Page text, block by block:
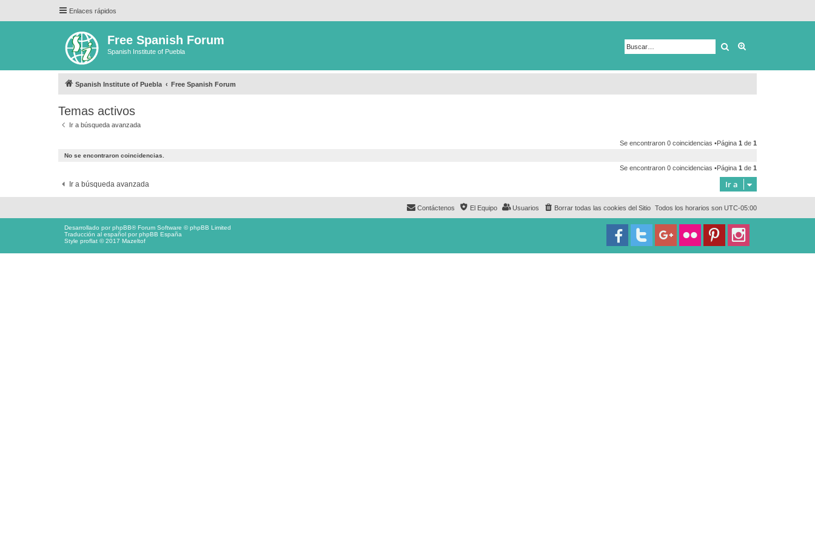
Enlaces rápidos
Free Spanish Forum
Spanish Institute of Puebla Buscar
Spanish Institute of Puebla Free Spanish Forum
Temas activos
Ir a búsqueda avanzada
Se encontraron 0 coincidencias •Página 1 de 1
No se encontraron coincidencias.
Se encontraron 0 coincidencias •Página 1 de 1
Ir a búsqueda avanzada Ir a
Todos los horarios son UTC-05:00
Borrar todas las cookies del Sitio
Usuarios
El Equipo
Contáctenos
Desarrollado porphpBB® Forum Software © phpBB Limited
Traducción al español porphpBB España
Style proflat © 2017 Mazeltof